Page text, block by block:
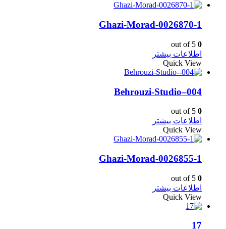
Ghazi-Morad-0026870-1
0
اطلاعات بیشتر
Quick View
Behrouzi-Studio–004
0
اطلاعات بیشتر
Quick View
Ghazi-Morad-0026855-1
0
اطلاعات بیشتر
Quick View
17